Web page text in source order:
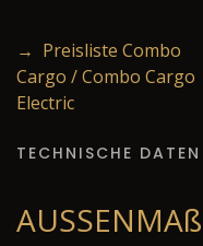
→ Preisliste Combo
Cargo / Combo Cargo
Electric
TECHNISCHE DATEN